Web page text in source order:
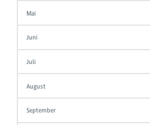
Mai
Juni
Juli
August
September